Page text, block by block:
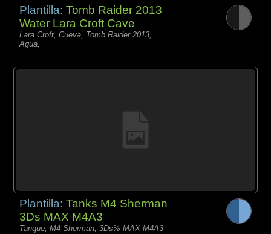
Plantilla:Tomb Raider 2013
Water Lara Croft Cave
Lara Croft, Cueva, Tomb Raider 2013,
Agua,
Plantilla:Tanks M4 Sherman
3Ds MAX M4A3
Tanque, M4 Sherman, 3Ds% MAX M4A3